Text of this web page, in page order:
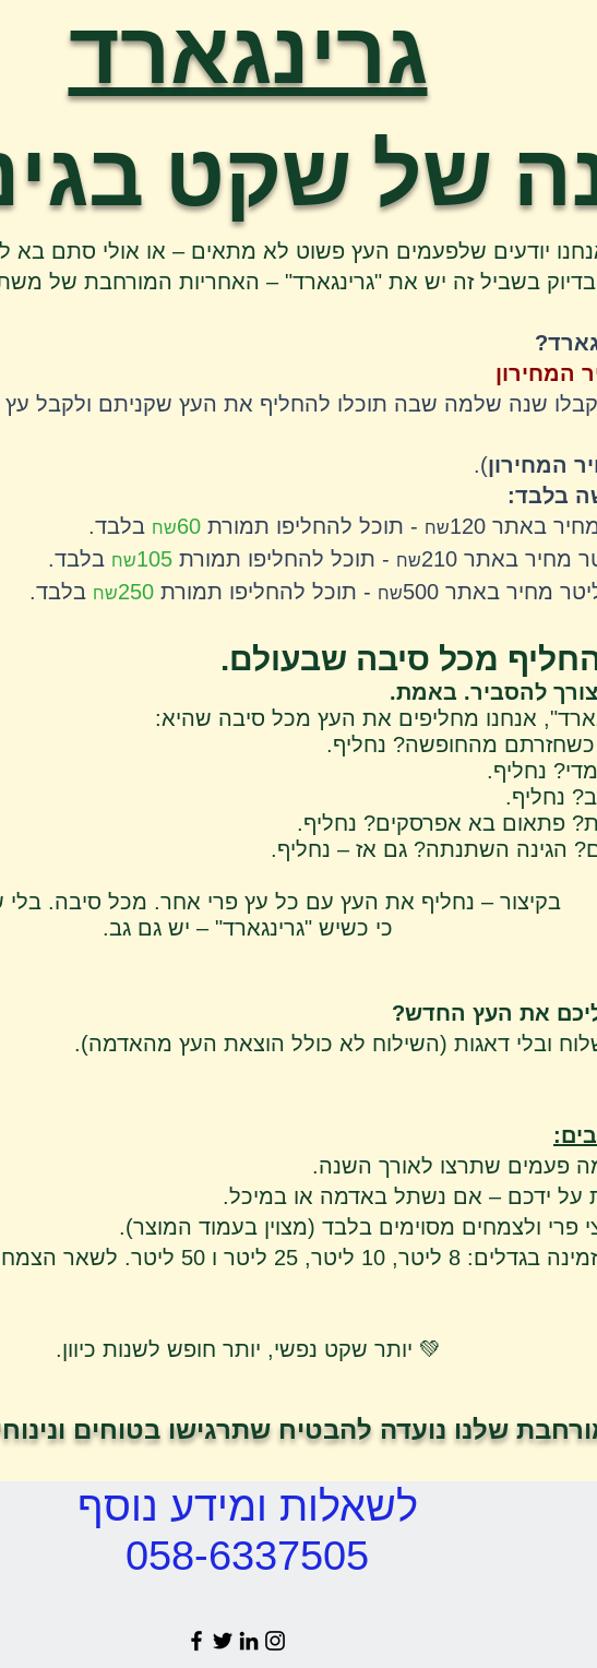
גרינגארד
של שקט
יודעים שלפעמים העץ פשוט לא מתאים – או אולי סתם בא
בדיוק בשביל זה יש את "גרינגארד" – האחריות המורחבת של
שנה שלמה שבה תוכלו להחליף את העץ שקניתם ולקבל עץ
).
בלבד:
שח - תוכל להחליפו תמורת 60שח בלבד.
שח - תוכל להחליפו תמורת ​​ 105שח בלבד.
שח - תוכל להחליפו תמורת 250שח בלבד.
מכל סיבה שבעולם.
להסביר. באמת.
אנחנו מחליפים את העץ מכל סיבה שהיא:
מהחופשה? נחליף.
נחליף.
נחליף.
פתאום בא אפרסקים? נחליף.
הגינה השתנתה? גם אז – נחליף.
בקיצור – נחליף את העץ עם כל עץ פרי אחר. מכל סיבה. בלי
כי כשיש "גרינגארד" – יש גם גב.
את העץ החדש?
ובלי דאגות (השילוח לא כולל הוצאת העץ מהאדמה).
פעמים שתרצו לאורך השנה.
על ידכם – אם נשתל באדמה או במיכל.
פרי ולצמחים מסוימים בלבד (מצוין בעמוד המוצר).
אחריות זמינה בגדלים: 8 ליטר, 10 ליטר,
💚 יותר שקט נפשי, יותר חופש לשנות כיוון.
שלנו נועדה להבטיח שתרגישו בטוחים
לשאלות ומידע נוסף
058-6337505